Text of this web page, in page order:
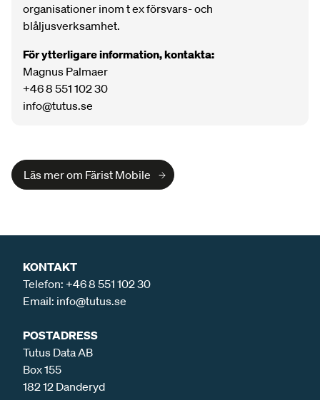
organisationer inom t ex försvars- och
blåljusverksamhet.
För ytterligare information, kontakta:
Magnus Palmaer
+46 8 551 102 30
info@tutus.se
Läs mer om Färist Mobile
KONTAKT
Telefon: +46 8 551 102 30
Email: info@tutus.se
POSTADRESS
Tutus Data AB
Box 155
182 12 Danderyd